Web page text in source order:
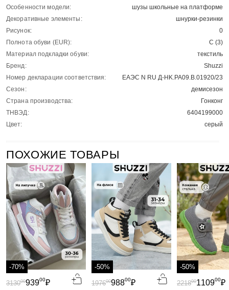
Особенности модели:
шузы школьные на платформе
Декоративные элементы:
шнурки-резинки
Рисунок:
0
Полнота обуви (EUR):
С (3)
Материал подкладки обуви:
текстиль
Бренд:
Shuzzi
Номер декларации соответствия:
ЕАЭС N RU Д-HK.РА09.В.01920/23
Сезон:
демисезон
Страна производства:
Гонконг
ТНВЭД:
6404199000
Цвет:
серый
ПОХОЖИЕ ТОВАРЫ
-70%
93900₽
313000
-50%
98800₽
197600
-50%
110900₽
221800